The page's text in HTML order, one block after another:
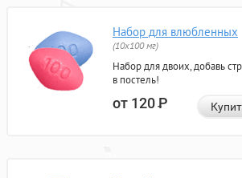
Набор для влюбленных
(10х100 мг)
Набор для двоих, добавь
в постель!
от 120Р